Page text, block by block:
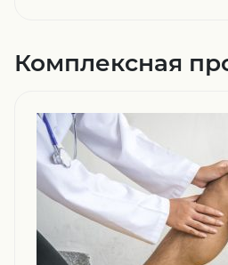
Комплексная